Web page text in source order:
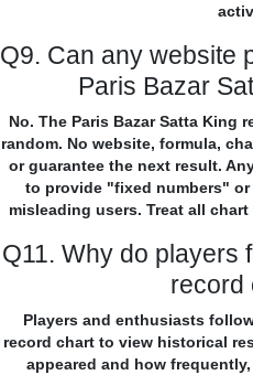
Q9. Can any website
Paris Bazar
No. The Paris Bazar Satta King
random. No website, formula,
or guarantee the next result.
to provide "fixed numbers"
misleading users. Treat all
Q11. Why do players
record
Players and enthusiasts
record chart to view historical
appeared and how